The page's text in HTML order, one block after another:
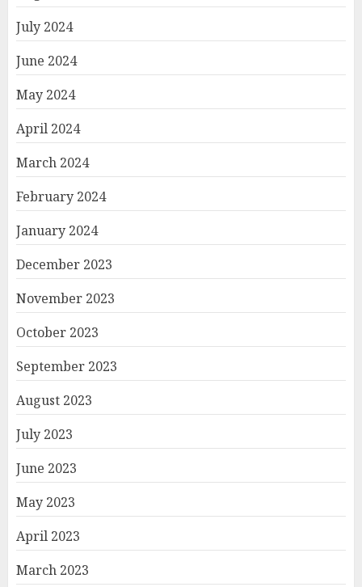
July 2024
June 2024
May 2024
April 2024
March 2024
February 2024
January 2024
December 2023
November 2023
October 2023
September 2023
August 2023
July 2023
June 2023
May 2023
April 2023
March 2023